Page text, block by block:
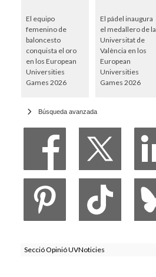
El equipo
femenino de
baloncesto
conquista el oro
en los European
Universities
Games 2026
El pádel inaugura
el medallero de la
Universitat de
València en los
European
Universities
Games 2026
Búsqueda avanzada
Secció Opinió UVNoticies